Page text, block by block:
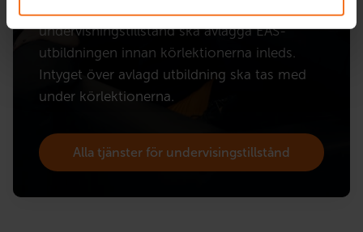
undervisningstillstånd ska avlägga EAS-
utbildningen innan körlektionerna inleds.
Intyget över avlagd utbildning ska tas med
under körlektionerna.
Alla tjänster för undervisingstillstånd